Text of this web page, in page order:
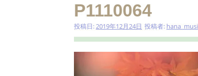
P1110064
投稿日:2019年12月24日 投稿者: hana_musi